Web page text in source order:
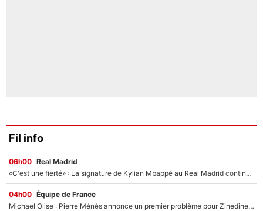
Fil info
06h00 Real Madrid
«C'est une fierté» : La signature de Kylian Mbappé au Real Madrid continue de régaler l'Espagne
04h00 Équipe de France
Michael Olise : Pierre Ménès annonce un premier problème pour Zinedine Zidane en équipe de France